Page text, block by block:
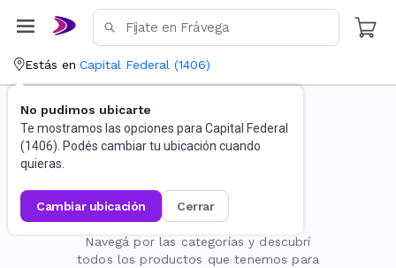
Estás en Capital Federal (1406)
No pudimos ubicarte
Te mostramos las opciones para Capital Federal
(1406). Podés cambiar tu ubicación cuando
quieras.
cambiar ubicación cerrar
La página no existe
Navegá por las categorías y descubrí
todos los productos que tenemos para